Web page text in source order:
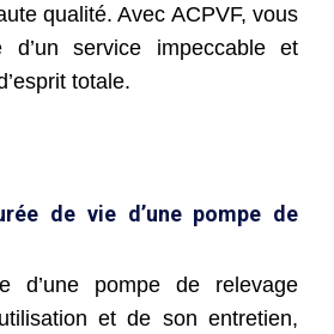
qualité. Avec ACPVF, vous
d’un service impeccable et
totale.
de vie d’une pompe de
d’une pompe de relevage
et de son entretien,